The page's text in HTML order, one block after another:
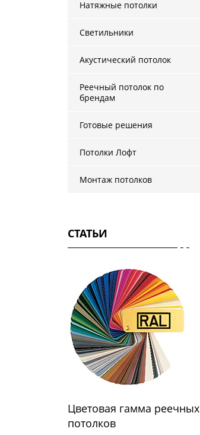
Натяжные потолки
Светильники
Акустический потолок
Реечный потолок по
брендам
Готовые решения
Потолки Лофт
Монтаж потолков
СТАТЬИ
Цветовая гамма реечных
потолков